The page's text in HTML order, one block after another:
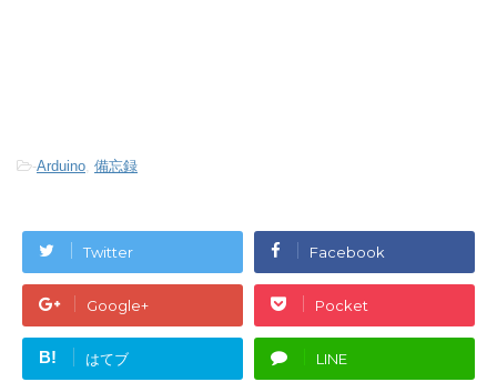
-Arduino, 備忘録
Twitter Facebook
Google+ Pocket
B! はてブ LINE